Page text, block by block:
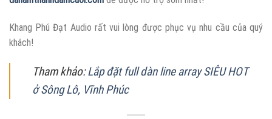
Khang Phú Đạt Audio rất vui lòng được phục vụ nhu cầu của quý
khách!
Tham khảo:Lắp đặt full dàn line array SIÊU HOT
ở Sông Lô, Vĩnh Phúc